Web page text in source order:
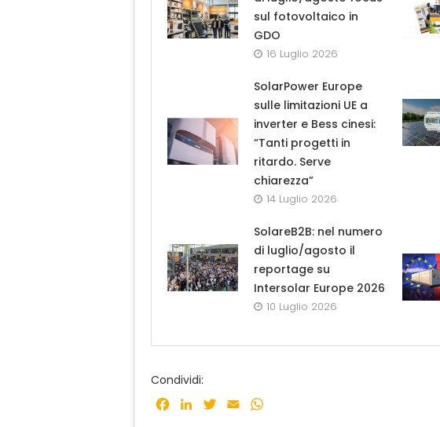
sul fotovoltaico in
GDO
16 Luglio 2026
SolarPower Europe
sulle limitazioni UE a
inverter e Bess cinesi:
“Tanti progetti in
ritardo. Serve
chiarezza”
14 Luglio 2026
SolareB2B: nel numero
di luglio/agosto il
reportage su
Intersolar Europe 2026
10 Luglio 2026
Condividi:
Facebook
LinkedInTwitter
Email